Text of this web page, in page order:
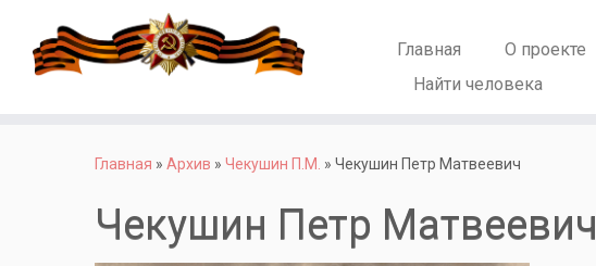
Главная О проекте
Найти человека
Главная » Архив » Чекушин П.М. » Чекушин Петр Матвеевич
Чекушин Петр Матвеевич